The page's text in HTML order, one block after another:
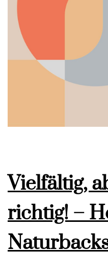
Vielfältig,
richtig! –